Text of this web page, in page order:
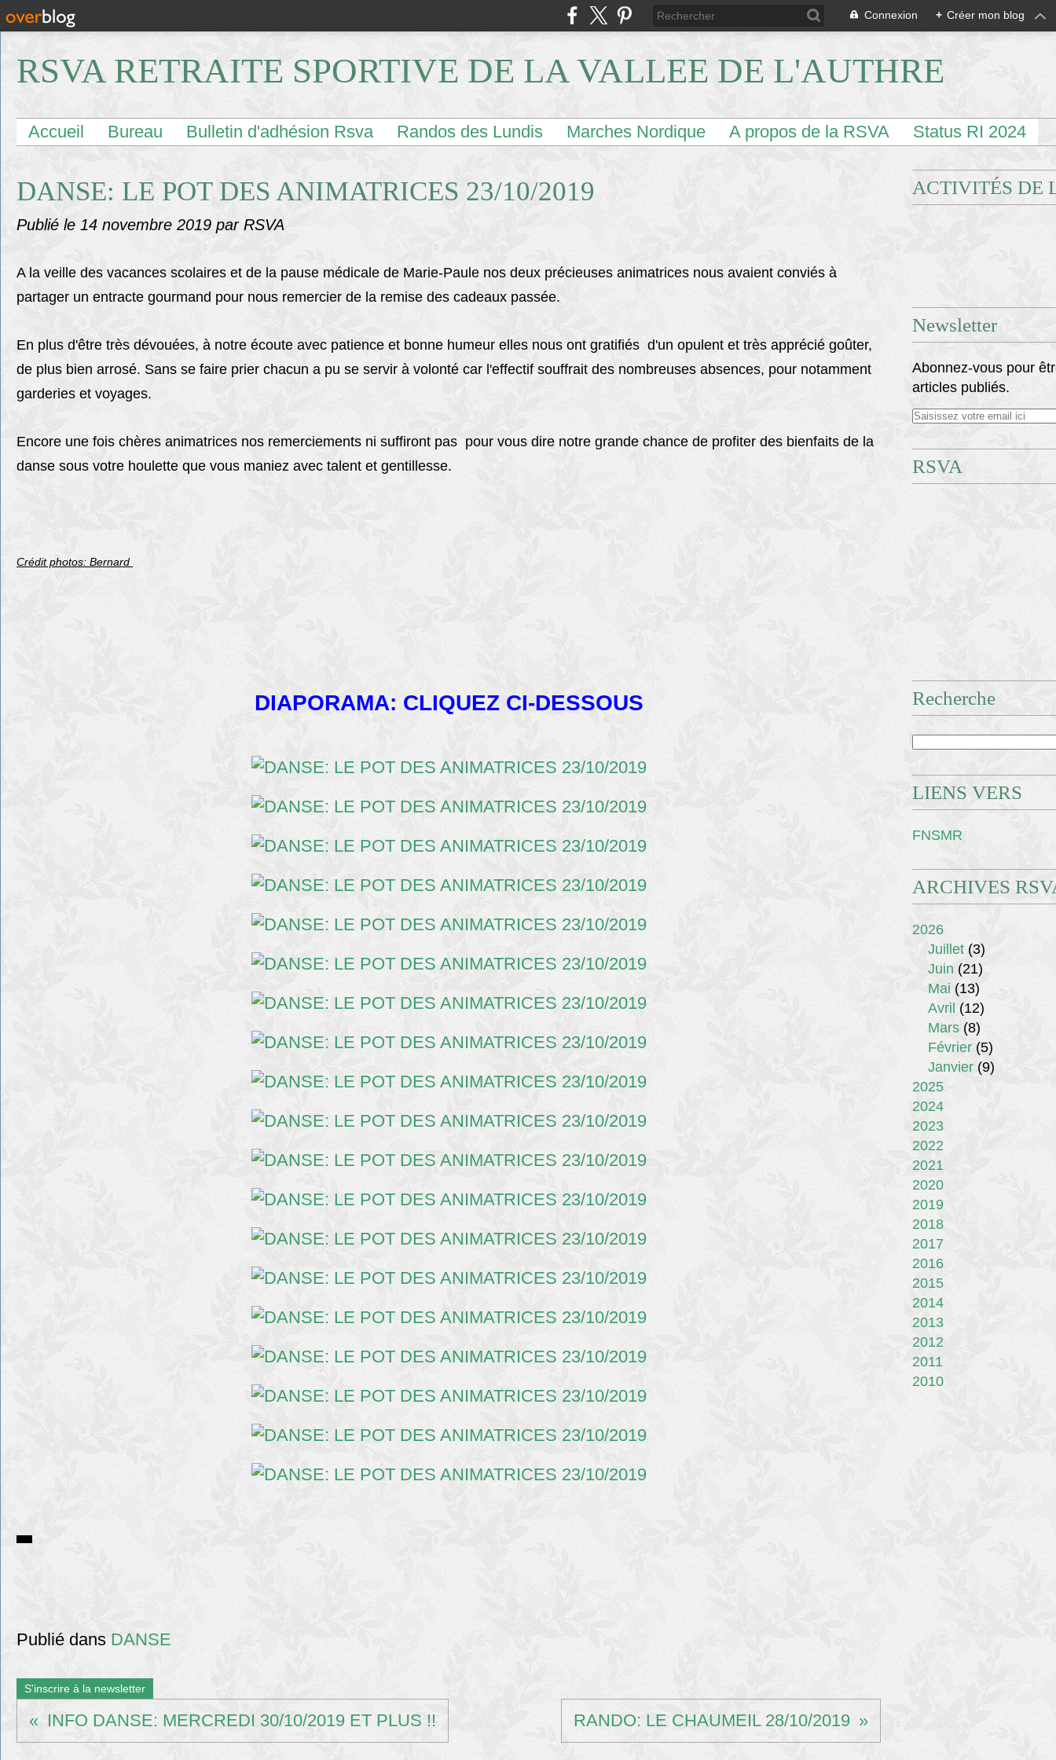
Connexion + Créer mon blog
RSVA RETRAITE SPORTIVE DE LA VALLEE DE L'AUTHRE
Accueil Bureau Bulletin d'adhésion Rsva Randos des Lundis Marches Nordique A propos de la RSVA Status RI 2024
DANSE: LE POT DES ANIMATRICES 23/10/2019
Publié le 14 novembre 2019 par RSVA
A la veille des vacances scolaires et de la pause médicale de Marie-Paule nos deux précieuses animatrices nous avaient conviés à
partager un entracte gourmand pour nous remercier de la remise des cadeaux passée.
En plus d'être très dévouées, à notre écoute avec patience et bonne humeur elles nous ont gratifiés d'un opulent et très apprécié goûter,
de plus bien arrosé. Sans se faire prier chacun a pu se servir à volonté car l'effectif souffrait des nombreuses absences, pour notamment
garderies et voyages.
Encore une fois chères animatrices nos remerciements ni suffiront pas pour vous dire notre grande chance de profiter des bienfaits de la
danse sous votre houlette que vous maniez avec talent et gentillesse.
Crédit photos: Bernard
DIAPORAMA: CLIQUEZ CI-DESSOUS
Publié dans DANSE
S'inscrire à la newsletter
INFO DANSE: MERCREDI 30/10/2019 ET PLUS !! RANDO: LE CHAUMEIL 28/10/2019
ACTIVITÉS DE
Newsletter
Abonnez-vous pour
articles publiés.
RSVA
Recherche
LIENS VERS
FNSMR
ARCHIVES
2026
Juillet (3)
Juin (21)
Mai (13)
Avril (12)
Mars (8)
Février (5)
Janvier (9)
2025
2024
2023
2022
2021
2020
2019
2018
2017
2016
2015
2014
2013
2012
2011
2010